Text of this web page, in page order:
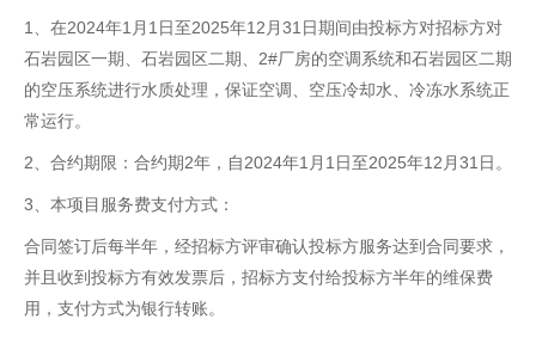
1、在2024年1月1日至2025年12月31日期间由投标方对招标方对
石岩园区一期、石岩园区二期、2#厂房的空调系统和石岩园区二期
的空压系统进行水质处理，保证空调、空压冷却水、冷冻水系统正
常运行。
2、合约期限：合约期2年，自2024年1月1日至2025年12月31日。
3、本项目服务费支付方式：
合同签订后每半年，经招标方评审确认投标方服务达到合同要求，
并且收到投标方有效发票后，招标方支付给投标方半年的维保费
用，支付方式为银行转账。